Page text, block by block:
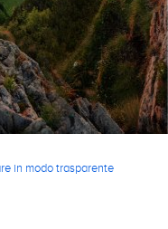
in modo trasparente